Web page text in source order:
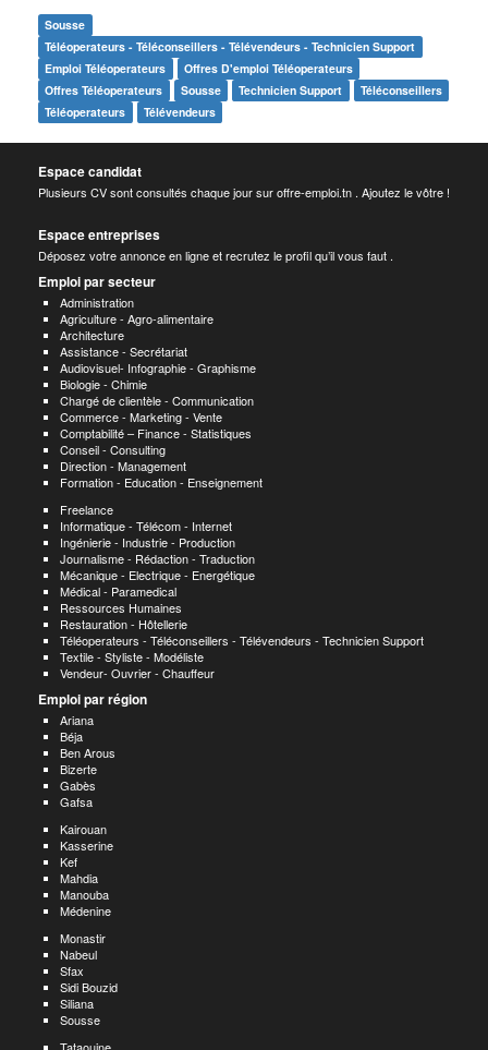
Sousse
Téléoperateurs - Téléconseillers - Télévendeurs - Technicien Support
Emploi Téléoperateurs
Offres D'emploi Téléoperateurs
Offres Téléoperateurs
Sousse Technicien Support
Téléconseillers
Téléoperateurs
Télévendeurs
Espace candidat
Plusieurs CV sont consultés chaque jour sur offre-emploi.tn . Ajoutez le vôtre !
Espace entreprises
Déposez votre annonce en ligne et recrutez le profil qu’il vous faut .
Emploi par secteur
Administration
Agriculture - Agro-alimentaire
Architecture
Assistance - Secrétariat
Audiovisuel- Infographie - Graphisme
Biologie - Chimie
Chargé de clientèle - Communication
Commerce - Marketing - Vente
Comptabilité – Finance - Statistiques
Conseil - Consulting
Direction - Management
Formation - Education - Enseignement
Freelance
Informatique - Télécom - Internet
Ingénierie - Industrie - Production
Journalisme - Rédaction - Traduction
Mécanique - Electrique - Energétique
Médical - Paramedical
Ressources Humaines
Restauration - Hôtellerie
Téléoperateurs - Téléconseillers - Télévendeurs - Technicien Support
Textile - Styliste - Modéliste
Vendeur- Ouvrier - Chauffeur
Emploi par région
Ariana
Béja
Ben Arous
Bizerte
Gabès
Gafsa
Kairouan
Kasserine
Kef
Mahdia
Manouba
Médenine
Monastir
Nabeul
Sfax
Sidi Bouzid
Siliana
Sousse